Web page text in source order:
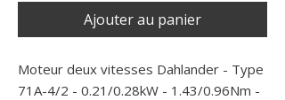
Ajouter au panier
Moteur deux vitesses Dahlander - Type
71A-4/2 - 0.21/0.28kW - 1.43/0.96Nm -